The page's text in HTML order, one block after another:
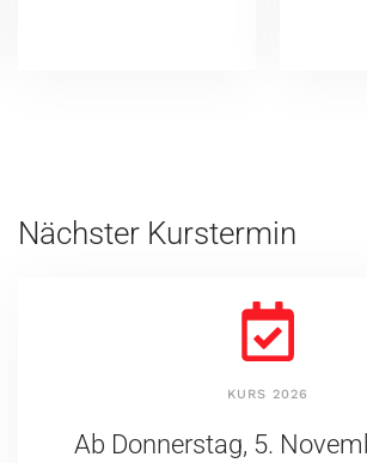
Nächster Kurstermin
KURS 2026
Ab Donnerstag, 5.